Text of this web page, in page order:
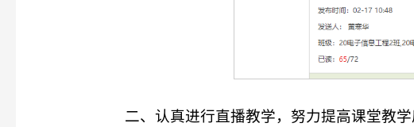
二、认真进行直播教学，努力提高课堂教